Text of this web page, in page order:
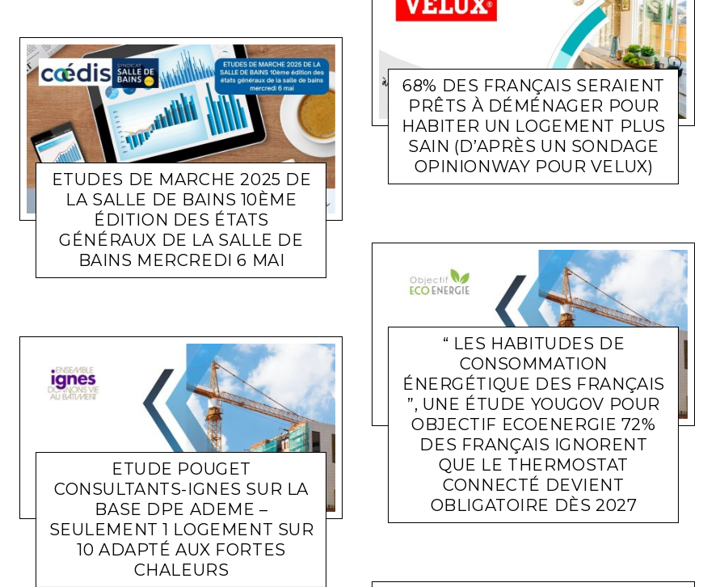
ETUDES DE MARCHE 2025 DE
LA SALLE DE BAINS 10ÈME
ÉDITION DES ÉTATS
GÉNÉRAUX DE LA SALLE DE
BAINS MERCREDI 6 MAI
ACTUALITÉ ENTREPRISES LARA GASQUET 11 MAI 2026
ETUDE POUGET
CONSULTANTS-IGNES SUR LA
BASE DPE ADEME –
SEULEMENT 1 LOGEMENT SUR
10 ADAPTÉ AUX FORTES
CHALEURS
2024
68% DES FRANÇAIS SERAIENT
PRÊTS À DÉMÉNAGER POUR
HABITER UN LOGEMENT PLUS
SAIN (D’APRÈS UN SONDAGE
OPINIONWAY POUR VELUX)
ACTUALITÉ ENTREPRISES
2024
“ LES HABITUDES DE
CONSOMMATION
ÉNERGÉTIQUE DES FRANÇAIS
”, UNE ÉTUDE YOUGOV POUR
OBJECTIF ECOENERGIE 72%
DES FRANÇAIS IGNORENT
QUE LE THERMOSTAT
CONNECTÉ DEVIENT
OBLIGATOIRE DÈS 2027
ACTUALITÉ ENTREPRISES LARA GASQUET 24 AVRIL 2024